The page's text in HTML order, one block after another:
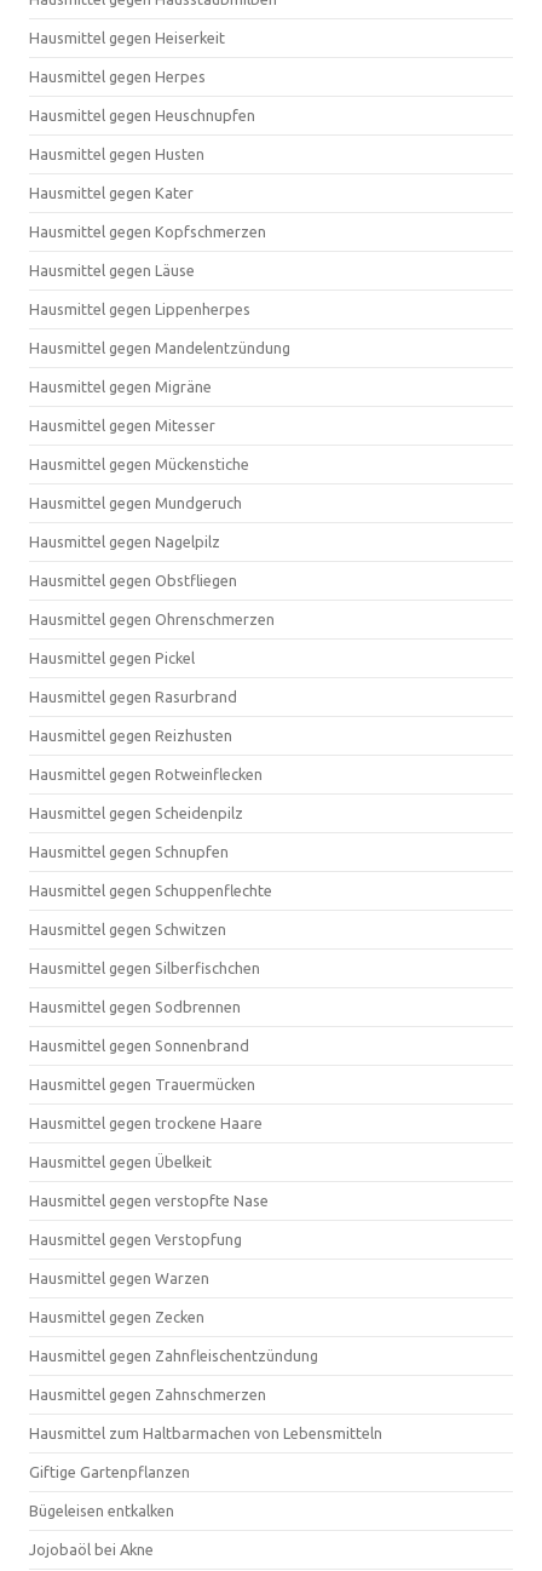
Hausmittel gegen Heiserkeit
Hausmittel gegen Herpes
Hausmittel gegen Heuschnupfen
Hausmittel gegen Husten
Hausmittel gegen Kater
Hausmittel gegen Kopfschmerzen
Hausmittel gegen Läuse
Hausmittel gegen Lippenherpes
Hausmittel gegen Mandelentzündung
Hausmittel gegen Migräne
Hausmittel gegen Mitesser
Hausmittel gegen Mückenstiche
Hausmittel gegen Mundgeruch
Hausmittel gegen Nagelpilz
Hausmittel gegen Obstfliegen
Hausmittel gegen Ohrenschmerzen
Hausmittel gegen Pickel
Hausmittel gegen Rasurbrand
Hausmittel gegen Reizhusten
Hausmittel gegen Rotweinflecken
Hausmittel gegen Scheidenpilz
Hausmittel gegen Schnupfen
Hausmittel gegen Schuppenflechte
Hausmittel gegen Schwitzen
Hausmittel gegen Silberfischchen
Hausmittel gegen Sodbrennen
Hausmittel gegen Sonnenbrand
Hausmittel gegen Trauermücken
Hausmittel gegen trockene Haare
Hausmittel gegen Übelkeit
Hausmittel gegen verstopfte Nase
Hausmittel gegen Verstopfung
Hausmittel gegen Warzen
Hausmittel gegen Zecken
Hausmittel gegen Zahnfleischentzündung
Hausmittel gegen Zahnschmerzen
Hausmittel zum Haltbarmachen von Lebensmitteln
Giftige Gartenpflanzen
Bügeleisen entkalken
Jojobaöl bei Akne